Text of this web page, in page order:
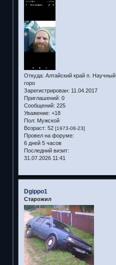
Откуда: Алтайский край п. Научный
горо
Зарегистрирован: 11.04.2017
Приглашений: 0
Сообщений: 225
Уважение: +18
Пол: Мужской
Возраст: 52 [1973-08-23]
Провел на форуме:
6 дней 5 часов
Последний визит:
31.07.2026 11:41
Dgippo1
Старожил